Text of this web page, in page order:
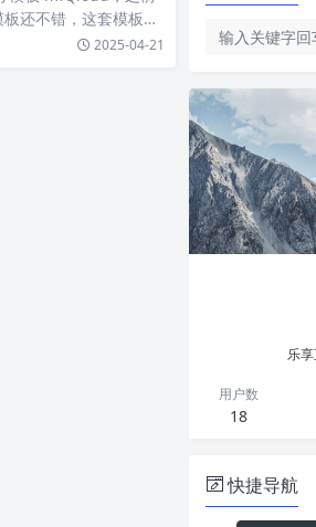
还不错，这套模板采
2025-04-21
乐
用户数
18
快捷导航